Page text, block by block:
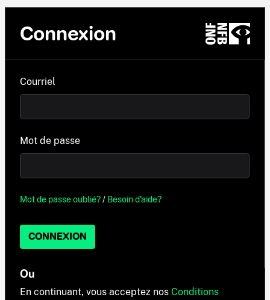
Connexion
Courriel
Mot de passe
Mot de passe oublié?/ Besoin d'aide?
CONNEXION
Ou
En continuant, vous acceptez nos Conditions